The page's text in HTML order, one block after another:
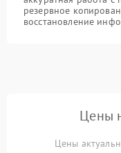
резервное
восстановление
Цены
Цены